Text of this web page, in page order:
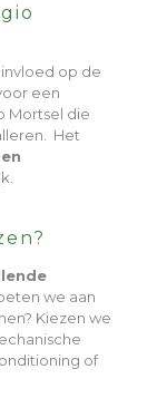
op de
een
Mortsel die
Het
we aan
Kiezen we
of